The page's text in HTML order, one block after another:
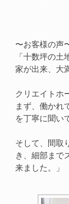
〜お客様の声
「十数坪の
家が出来、大
クリエイトホ
まず、働かれ
を丁寧に聞い
そして、間取
き、細部まで
来ました。」